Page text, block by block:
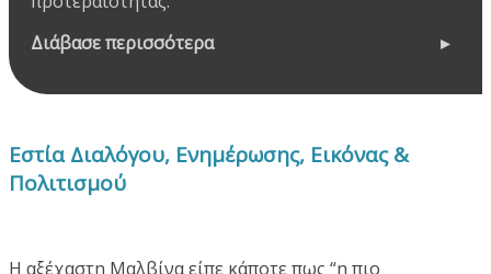
Διάβασε περισσότερα
Εστία Διαλόγου, Ενημέρωσης, Εικόνας &
Πολιτισμού
Η αξέχαστη Μαλβίνα είπε κάποτε πως “η πιο